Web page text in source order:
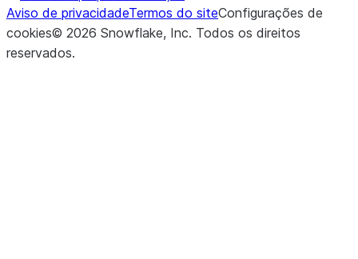
Aviso de privacidadeTermos do siteConfigurações de
cookies© 2026 Snowflake, Inc. Todos os direitos
reservados.